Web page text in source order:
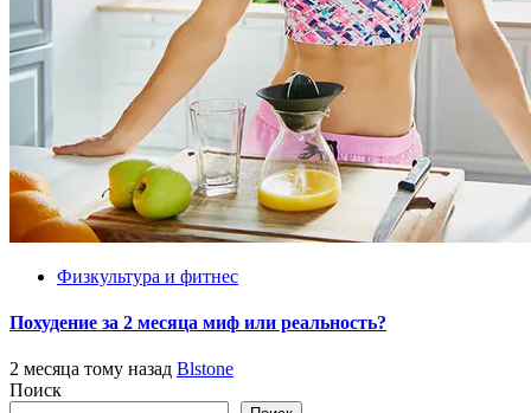
Физкультура и фитнес
Похудение за 2 месяца миф или реальность?
2 месяца тому назад Blstone
Поиск